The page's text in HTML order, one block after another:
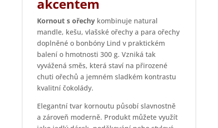
akcentem
Kornout s ořechykombinuje natural
mandle, kešu, vlašské ořechy a para ořechy
doplněné o bonbóny Lind v praktickém
balení o hmotnosti 300 g. Vzniká tak
vyvážená směs, která staví na přirozené
chuti ořechů a jemném sladkém kontrastu
kvalitní čokolády.
Elegantní tvar kornoutu působí slavnostně
a zároveň moderně. Produkt můžete využít